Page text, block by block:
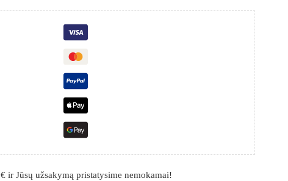
€ir Jūsų užsakymą pristatysime nemokamai!